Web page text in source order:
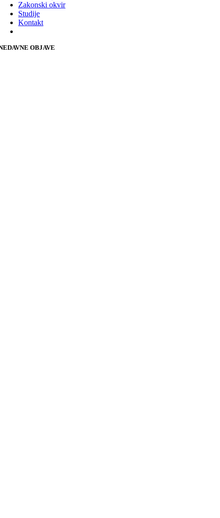
Zakonski okvir
Studije
Kontakt
OBJAVE